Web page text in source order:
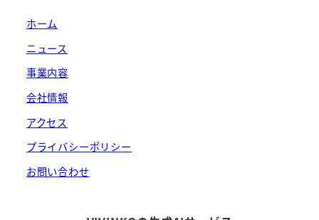
ホーム
ニュース
事業内容
会社情報
アクセス
プライバシーポリシー
お問い合わせ